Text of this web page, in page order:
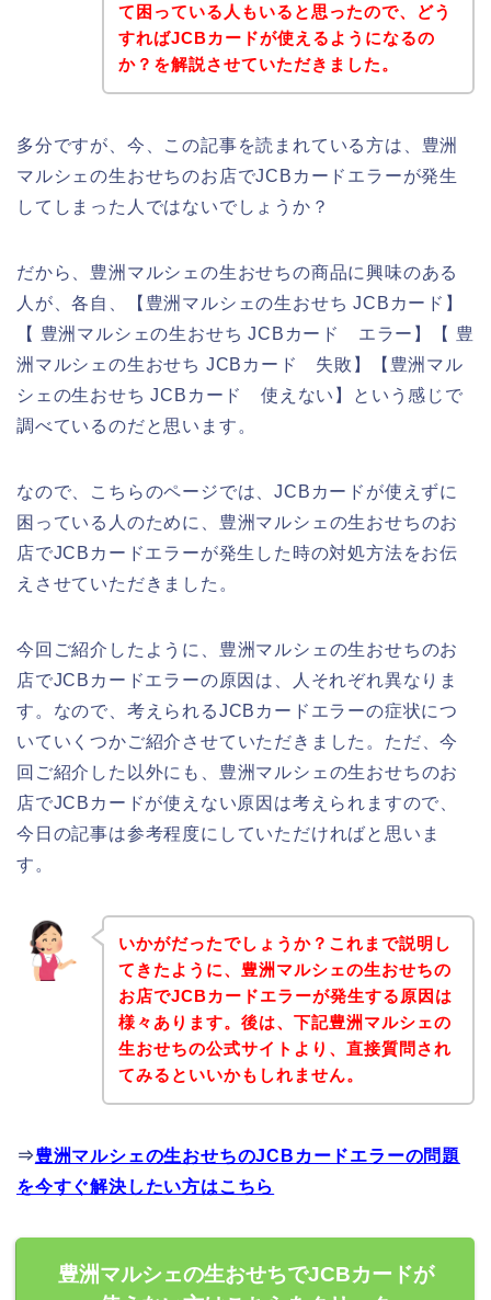
て困っている人もいると思ったので、どう
すればJCBカードが使えるようになるの
か？を解説させていただきました。
多分ですが、今、この記事を読まれている方は、豊洲
マルシェの生おせちのお店でJCBカードエラーが発生
してしまった人ではないでしょうか？
だから、豊洲マルシェの生おせちの商品に興味のある
人が、各自、【豊洲マルシェの生おせち JCBカード】
【 豊洲マルシェの生おせち JCBカード エラー】【 豊
洲マルシェの生おせち JCBカード 失敗】【豊洲マル
シェの生おせち JCBカード 使えない】という感じで
調べているのだと思います。
なので、こちらのページでは、JCBカードが使えずに
困っている人のために、豊洲マルシェの生おせちのお
店でJCBカードエラーが発生した時の対処方法をお伝
えさせていただきました。
今回ご紹介したように、豊洲マルシェの生おせちのお
店でJCBカードエラーの原因は、人それぞれ異なりま
す。なので、考えられるJCBカードエラーの症状につ
いていくつかご紹介させていただきました。ただ、今
回ご紹介した以外にも、豊洲マルシェの生おせちのお
店でJCBカードが使えない原因は考えられますので、
今日の記事は参考程度にしていただければと思いま
す。
いかがだったでしょうか？これまで説明し
てきたように、豊洲マルシェの生おせちの
お店でJCBカードエラーが発生する原因は
様々あります。後は、下記豊洲マルシェの
生おせちの公式サイトより、直接質問され
てみるといいかもしれません。
⇒豊洲マルシェの生おせちのJCBカードエラーの問題
を今すぐ解決したい方はこちら
豊洲マルシェの生おせちでJCBカードが